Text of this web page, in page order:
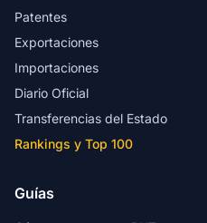
Patentes
Exportaciones
Importaciones
Diario Oficial
Transferencias del Estado
Rankings y Top 100
Guías